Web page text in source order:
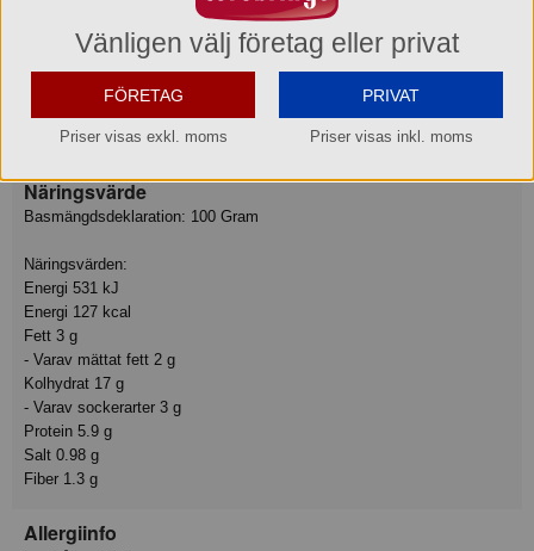
socker, rapsolja, potatisstärkelse, majsstärkelse, bambu/citrusfiber,
vitvinsvinäger, vitlök, chili. *Ursprung: EU
Näringsvärde
Basmängdsdeklaration: 100 Gram
Näringsvärden:
Energi 531 kJ
Energi 127 kcal
Fett 3 g
- Varav mättat fett 2 g
Kolhydrat 17 g
- Varav sockerarter 3 g
Protein 5.9 g
Salt 0.98 g
Fiber 1.3 g
Allergiinfo
Vänligen välj företag eller privat
FÖRETAG
Priser visas exkl. moms
PRIVAT
Priser visas inkl. moms